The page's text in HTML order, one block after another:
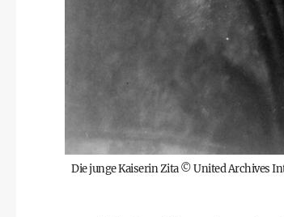
Die junge Kaiserin Zita©United Archives